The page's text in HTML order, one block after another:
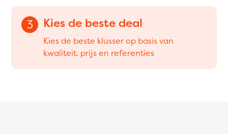
3 Kies de beste deal
Kies de beste klusser op basis van
kwaliteit, prijs en referenties